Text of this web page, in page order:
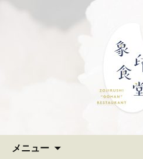
難波・なんば
和食「象印食堂
大阪難波の和食「象
ホービンが、「ご
して、美味しいご
メニュー